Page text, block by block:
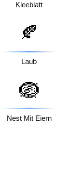
Kleeblatt
🍂
Laub
🪺
Nest Mit Eiern